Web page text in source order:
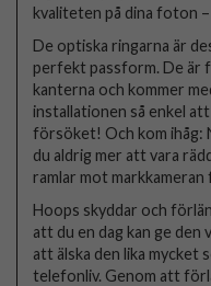
kvaliteten på dina foton
De optiska ringarna är
perfekt passform. De är
kanterna och kommer
installationen så enkel
försöket! Och kom ihåg:
du aldrig mer att vara
ramlar mot
Hoops skyddar och
att du en dag kan ge den
att älska den lika mycket
telefonliv. Genom att